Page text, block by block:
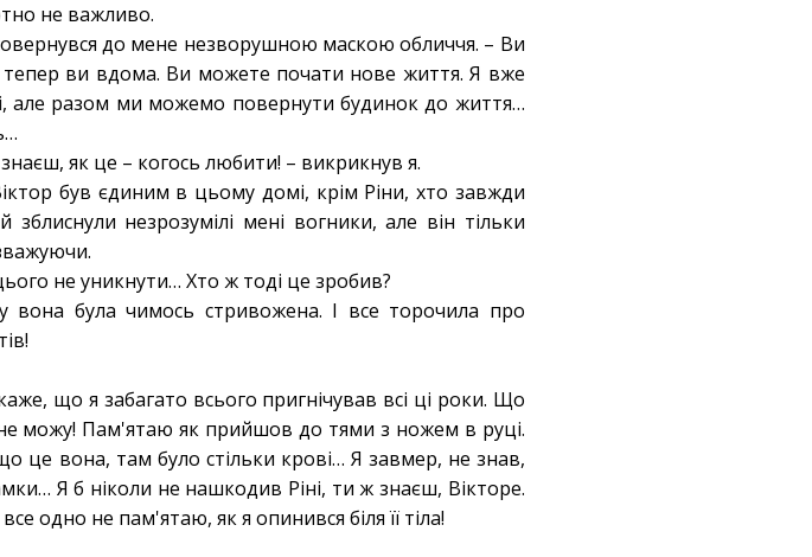
не важливо.
до мене незворушною маскою обличчя. – Ви
тепер ви вдома. Ви можете почати нове життя. Я вже
але разом ми можемо повернути будинок до життя…
як це – когось любити! – викрикнув я.
був єдиним в цьому домі, крім Ріни, хто завжди
незрозумілі мені вогники, але він тільки
не уникнути… Хто ж тоді це зробив?
була чимось стривожена. І все торочила про
що я забагато всього пригнічував всі ці роки. Що
можу! Пам'ятаю як прийшов до тями з ножем в руці.
це вона, там було стільки крові… Я завмер, не знав,
Я б ніколи не нашкодив Ріні, ти ж знаєш, Вікторе.
одно не пам'ятаю, як я опинився біля її тіла!